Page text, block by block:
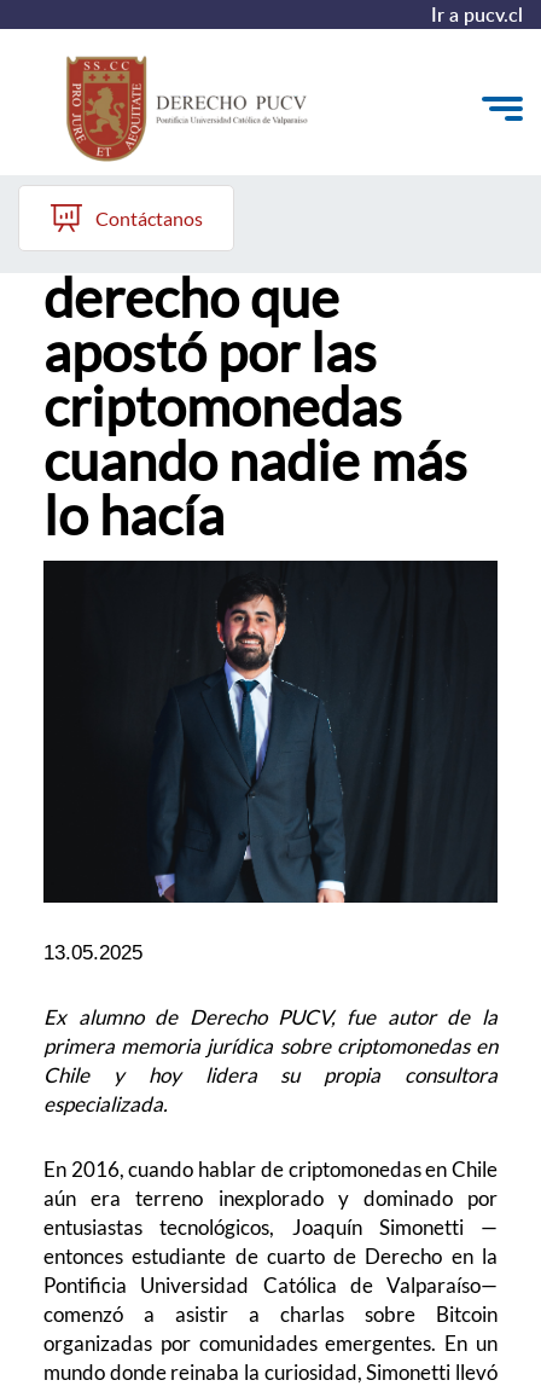
Ir a pucv.cl
Quiénes somos
Estudiantes y Admisión
Postgrados y Formación Continua
Investigación y Biblioteca
Vinculación con el Medio y Alumni
Contáctanos
Joaquín Simonetti, alumni Derecho PUCV
El estudiante de
derecho que
apostó por las
criptomonedas
cuando nadie más
lo hacía
13.05.2025
Ex alumno de Derecho PUCV, fue autor de la
primera memoria jurídica sobre criptomonedas en
Chile y hoy lidera su propia consultora
especializada.
En 2016, cuando hablar de criptomonedas en Chile
aún era terreno inexplorado y dominado por
entusiastas tecnológicos, Joaquín Simonetti —
entonces estudiante de cuarto de Derecho en la
Pontificia Universidad Católica de Valparaíso—
comenzó a asistir a charlas sobre Bitcoin
organizadas por comunidades emergentes. En un
mundo donde reinaba la curiosidad, Simonetti llevó